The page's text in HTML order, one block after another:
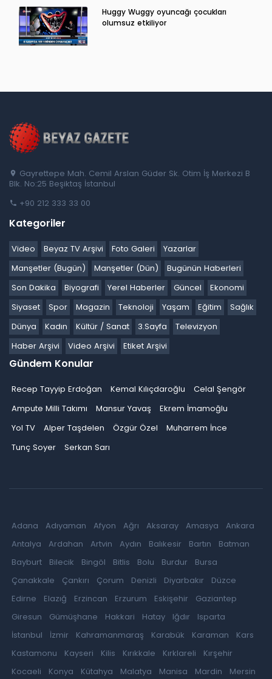
Huggy Wuggy oyuncağı çocukları
olumsuz etkiliyor
Gayrettepe Mah. Cemil Arslan Güder Sk. Otim İş Merkezi B
Blk. No:25 Beşiktaş İstanbul
+90 212 333 33 00
Kategoriler
Video Beyaz TV Arşivi Foto Galeri
Yazarlar
Manşetler (Bugün)
Manşetler (Dün)
Bugünün Haberleri
Son Dakika
Biyografi Yerel Haberler Güncel
Ekonomi
Siyaset
Spor Magazin Teknoloji Yaşam Eğitim
Sağlık
Dünya
Kadın Kültür / Sanat 3.Sayfa
Televizyon
Haber Arşivi
Video Arşivi Etiket Arşivi
Gündem Konular
Recep Tayyip Erdoğan Kemal Kılıçdaroğlu
Celal Şengör
Ampute Milli Takımı
Mansur Yavaş
Ekrem İmamoğlu
Yol TV
Alper Taşdelen Özgür Özel
Muharrem İnce
Tunç Soyer
Serkan Sarı
Adana Adıyaman Afyon Ağrı Aksaray Amasya
Ankara
Antalya
Ardahan Artvin Aydın Balıkesir Bartın
Batman
Bayburt
Bilecik Bingöl Bitlis Bolu Burdur
Bursa
Çanakkale
Çankırı Çorum Denizli Diyarbakır
Düzce
Edirne
Elazığ Erzincan Erzurum Eskişehir
Gaziantep
Giresun
Gümüşhane Hakkari Hatay Iğdır
Isparta
İstanbul
İzmir Kahramanmaraş Karabük Karaman
Kars
Kastamonu
Kayseri Kilis Kırıkkale Kırklareli
Kırşehir
Kocaeli
Konya Kütahya Malatya Manisa Mardin
Mersin